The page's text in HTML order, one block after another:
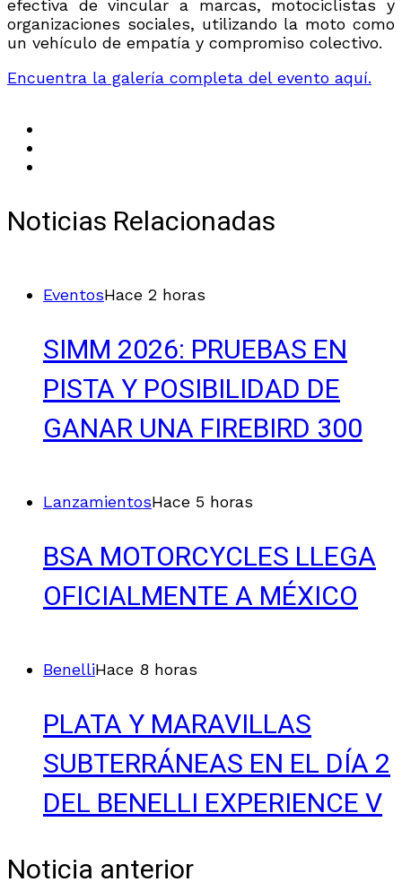
efectiva de vincular a marcas, motociclistas y
organizaciones sociales, utilizando la moto como
un vehículo de empatía y compromiso colectivo.
Encuentra la galería completa del evento aquí.
Noticias Relacionadas
EventosHace 2 horas
SIMM 2026: PRUEBAS EN
PISTA Y POSIBILIDAD DE
GANAR UNA FIREBIRD 300
LanzamientosHace 5 horas
BSA MOTORCYCLES LLEGA
OFICIALMENTE A MÉXICO
BenelliHace 8 horas
PLATA Y MARAVILLAS
SUBTERRÁNEAS EN EL DÍA 2
DEL BENELLI EXPERIENCE V
Noticia anterior